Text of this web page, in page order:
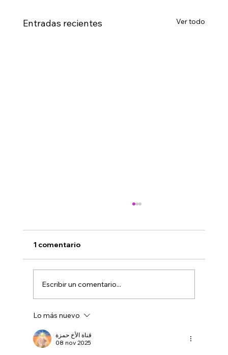
Entradas recientes Ver todo
qué tu web no está convirtiendo
visitas en clientes?
1 comentario
Escribir un comentario...
Lo más nuevo
قناة الأخ حمزة
08 nov 2025